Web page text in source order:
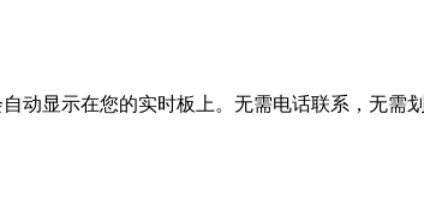
显示在您的实时板上。无需电话联系，无需划